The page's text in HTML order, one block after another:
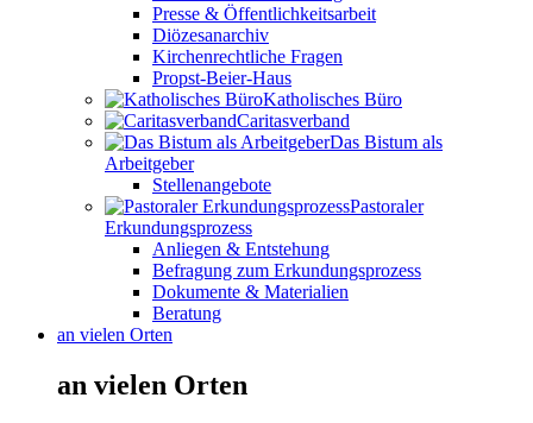
Presse & Öffentlichkeitsarbeit
Diözesanarchiv
Kirchenrechtliche Fragen
Propst-Beier-Haus
Katholisches Büro
Caritasverband
Das Bistum als
Arbeitgeber
Stellenangebote
Pastoraler
Erkundungsprozess
Anliegen & Entstehung
Befragung zum Erkundungsprozess
Dokumente & Materialien
Beratung
an vielen Orten
an vielen Orten